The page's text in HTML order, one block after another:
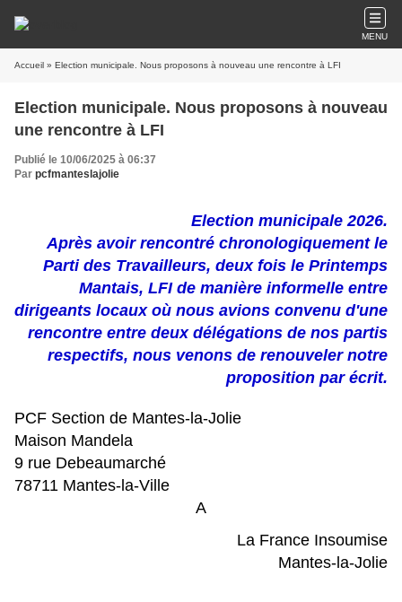
MENU
Accueil » Election municipale. Nous proposons à nouveau une rencontre à LFI
Election municipale. Nous proposons à nouveau
une rencontre à LFI
Publié le 10/06/2025 à 06:37
Par pcfmanteslajolie
Election municipale 2026.
Après avoir rencontré chronologiquement le
Parti des Travailleurs, deux fois le Printemps
Mantais, LFI de manière informelle entre
dirigeants locaux où nous avions convenu d'une
rencontre entre deux délégations de nos partis
respectifs, nous venons de renouveler notre
proposition par écrit.
PCF Section de Mantes-la-Jolie
Maison Mandela
9 rue Debeaumarché
78711 Mantes-la-Ville
A
La France Insoumise
Mantes-la-Jolie